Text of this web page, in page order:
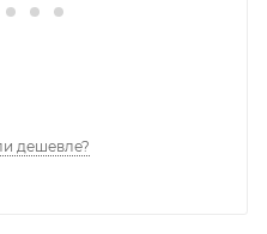
дешевле?